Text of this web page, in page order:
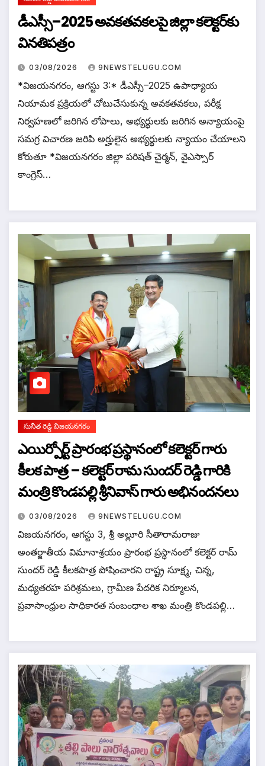
డీఎస్సీ–2025 అవకతవకలపై జిల్లా కలెక్టర్‌కు
వినతిపత్రం
03/08/2026 9NEWSTELUGU.COM
*విజయనగరం, ఆగస్టు 3:* డీఎస్సీ–2025 ఉపాధ్యాయ
నియామక ప్రక్రియలో చోటుచేసుకున్న అవకతవకలు, పరీక్ష
నిర్వహణలో జరిగిన లోపాలు, అభ్యర్థులకు జరిగిన అన్యాయంపై
సమగ్ర విచారణ జరిపి అర్హులైన అభ్యర్థులకు న్యాయం చేయాలని
కోరుతూ *విజయనగరం జిల్లా పరిషత్ చైర్మన్, వైఎస్సార్
కాంగ్రెస్…
సునీత రెడ్డి విజయనగరం
ఎయిర్పోర్ట్ ప్రారంభ ప్రస్థానంలో కలెక్టర్ గారు
కీలక పాత్ర – కలెక్టర్ రామ సుందర్ రెడ్డి గారికి
మంత్రి కొండపల్లి శ్రీనివాస్ గారు అభినందనలు
03/08/2026 9NEWSTELUGU.COM
విజయనగరం, ఆగస్టు 3, శ్రీ అల్లూరి సీతారామరాజు
అంతర్జాతీయ విమానాశ్రయం ప్రారంభ ప్రస్థానంలో కలెక్టర్ రామ్
సుందర్ రెడ్డి కీలకపాత్ర పోషించారని రాష్ట్ర సూక్ష్మ, చిన్న,
మధ్యతరహ పరిశ్రమలు, గ్రామీణ పేదరిక నిర్మూలన,
ప్రవాసాంధ్రుల సాధికారత సంబంధాల శాఖ మంత్రి కొండ‌ప‌ల్లి…